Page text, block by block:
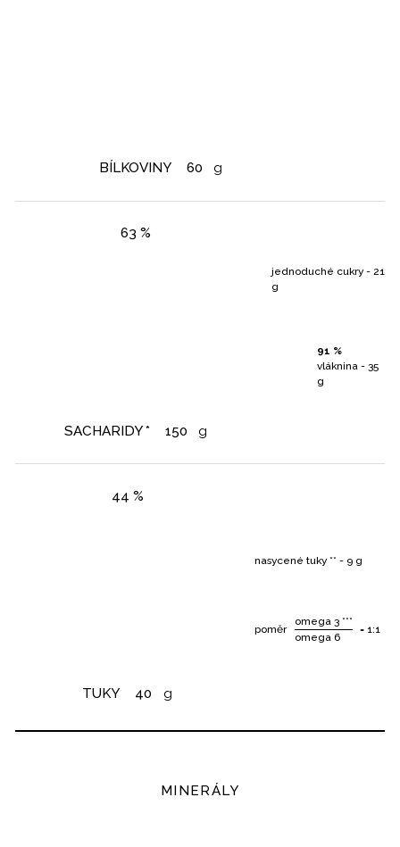
BÍLKOVINY 60 g
63 %
SACHARIDY * 150 g
jednoduché cukry - 21
g
91 %
vláknina - 35
g
44 %
TUKY 40 g
nasycené tuky ** - 9 g
poměr
omega 3 ***
omega 6
= 1:1
MINERÁLY